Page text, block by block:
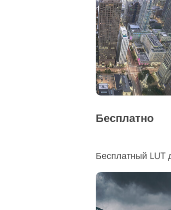
Бесплатно
Бесплатный LUT